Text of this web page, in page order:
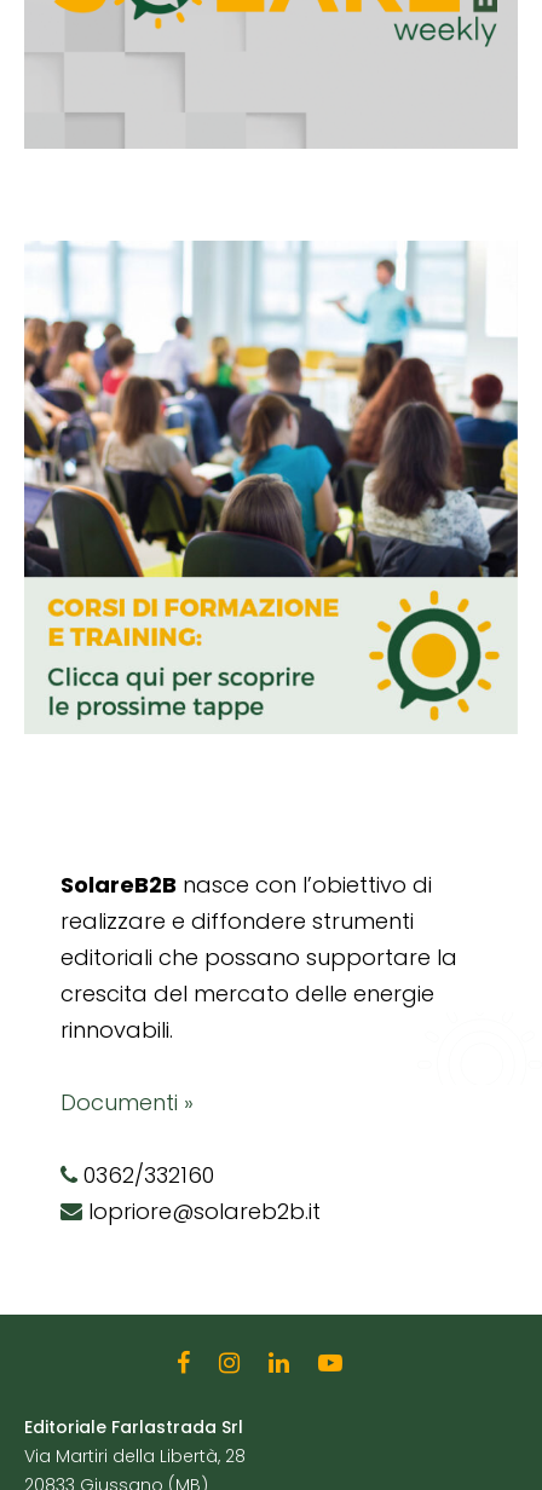
SolareB2B nasce con l’obiettivo di
realizzare e diffondere strumenti
editoriali che possano supportare la
crescita del mercato delle energie
rinnovabili.
Documenti »
0362/332160
lopriore@solareb2b.it
Editoriale Farlastrada Srl
Via Martiri della Libertà, 28
20833 Giussano (MB)